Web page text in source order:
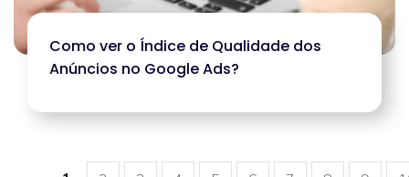
Como ver o Índice de Qualidade dos
Anúncios no Google Ads?